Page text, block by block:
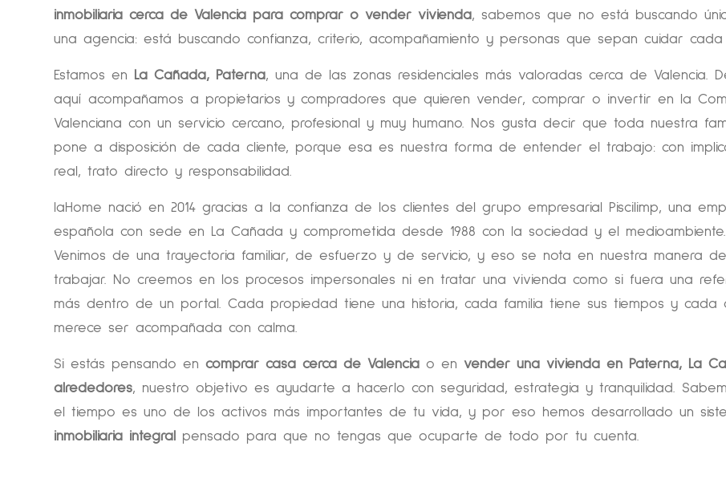
inmobiliaria cerca de Valencia para comprar o vender vivienda, sabemos que no está buscando
una agencia: está buscando confianza, criterio, acompañamiento y personas que sepan cuidar cada
Estamos en La Cañada, Paterna, una de las zonas residenciales más valoradas cerca de Valencia.
aquí acompañamos a propietarios y compradores que quieren vender, comprar o invertir en la
Valenciana con un servicio cercano, profesional y muy humano. Nos gusta decir que toda nuestra
pone a disposición de cada cliente, porque esa es nuestra forma de entender el trabajo: con
real, trato directo y responsabilidad.
laHome nació en 2014 gracias a la confianza de los clientes del grupo empresarial Piscilimp, una
española con sede en La Cañada y comprometida desde 1988 con la sociedad y el medioambiente.
Venimos de una trayectoria familiar, de esfuerzo y de servicio, y eso se nota en nuestra manera de
trabajar. No creemos en los procesos impersonales ni en tratar una vivienda como si fuera una
más dentro de un portal. Cada propiedad tiene una historia, cada familia tiene sus tiempos y cada
merece ser acompañada con calma.
Si estás pensando en comprar casa cerca de Valencia o en vender una vivienda en Paterna, La
alrededores, nuestro objetivo es ayudarte a hacerlo con seguridad, estrategia y tranquilidad.
el tiempo es uno de los activos más importantes de tu vida, y por eso hemos desarrollado un
inmobiliaria integral
pensado para que no tengas que ocuparte de todo por tu cuenta.